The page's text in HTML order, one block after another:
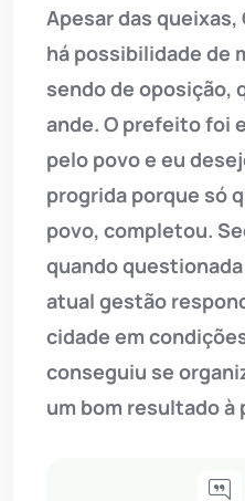
Apesar das
há possibilidade de
sendo de oposição,
ande. O prefeito foi
pelo povo e eu
progrida porque só
povo, completou.
quando
atual gestão
cidade em
conseguiu se
um bom resultado à